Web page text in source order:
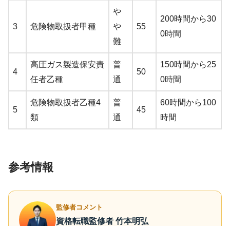
3 危険物取扱者甲種
や
や
難
55
200時間から30
0時間
4
高圧ガス製造保安責
任者乙種
普
通
50
150時間から25
0時間
5
危険物取扱者乙種4
類
普
通
45
60時間から100
時間
参考情報
監修者コメント
資格転職監修者 竹本明弘